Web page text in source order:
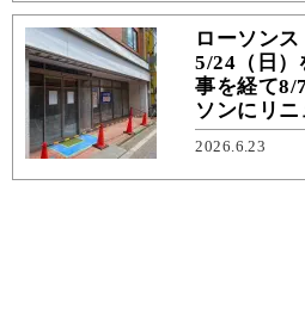
ローソン
5/24（日）
事を経て8/
ソンにリ
2026.6.23